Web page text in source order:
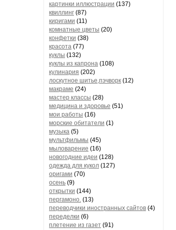
картинки иллюстрации (137)
квиллинг (87)
киригами (11)
комнатные цветы (20)
конфетки (38)
красота (77)
куклы (132)
куклы из капрона (108)
кулинария (202)
лоскутное шитье,пэчворк (12)
макраме (24)
мастер классы (28)
медицина и здоровье (51)
мои работы (16)
морские обитатели (1)
музыка (5)
мультфильмы (45)
мыловарение (16)
новогодние идеи (128)
одежда для кукол (127)
оригами (70)
осень (9)
открытки (144)
пергамоно. (13)
переводчики иностранных сайтов (4)
переделки (6)
плетение из газет (91)